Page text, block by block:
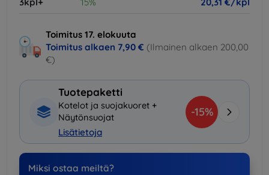
Toimitus 17. elokuuta
Toimitus alkaen 7,90 € (Ilmainen alkaen 200,00
€)
Tuotepaketti
Kotelot ja suojakuoret +
Näytönsuojat
Lisätietoja
-15%
Miksi ostaa meiltä?